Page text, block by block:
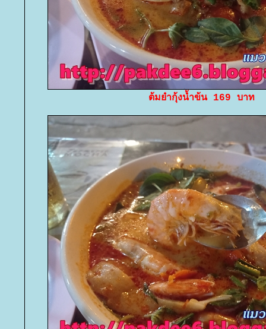
ต้มยำกุ้งน้ำข้น 169 บาท